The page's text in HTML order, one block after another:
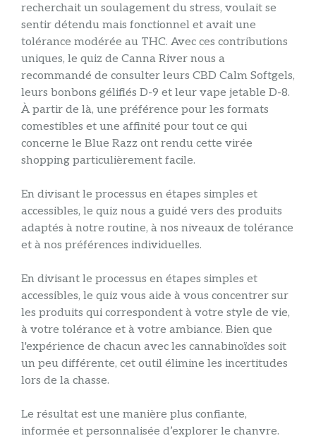
recherchait un soulagement du stress, voulait se
sentir détendu mais fonctionnel et avait une
tolérance modérée au THC. Avec ces contributions
uniques, le quiz de Canna River nous a
recommandé de consulter leurs CBD Calm Softgels,
leurs bonbons gélifiés D-9 et leur vape jetable D-8.
À partir de là, une préférence pour les formats
comestibles et une affinité pour tout ce qui
concerne le Blue Razz ont rendu cette virée
shopping particulièrement facile.
En divisant le processus en étapes simples et
accessibles, le quiz nous a guidé vers des produits
adaptés à notre routine, à nos niveaux de tolérance
et à nos préférences individuelles.
En divisant le processus en étapes simples et
accessibles, le quiz vous aide à vous concentrer sur
les produits qui correspondent à votre style de vie,
à votre tolérance et à votre ambiance. Bien que
l'expérience de chacun avec les cannabinoïdes soit
un peu différente, cet outil élimine les incertitudes
lors de la chasse.
Le résultat est une manière plus confiante,
informée et personnalisée d’explorer le chanvre.